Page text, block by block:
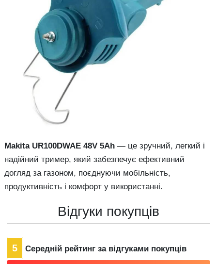
Makita UR100DWAE 48V 5Ah — це зручний, легкий і
надійний тример, який забезпечує ефективний
догляд за газоном, поєднуючи мобільність,
продуктивність і комфорт у використанні.
Відгуки покупців
5 Середній рейтинг за відгуками покупців